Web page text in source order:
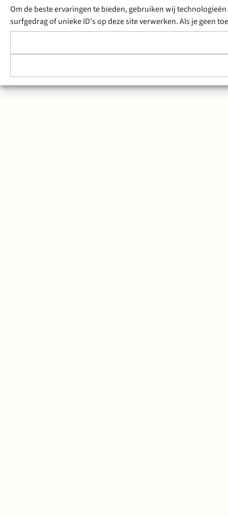
Om de beste ervaringen te bieden, gebruiken wij
surfgedrag of unieke ID's op deze site verwerken. Als je geen